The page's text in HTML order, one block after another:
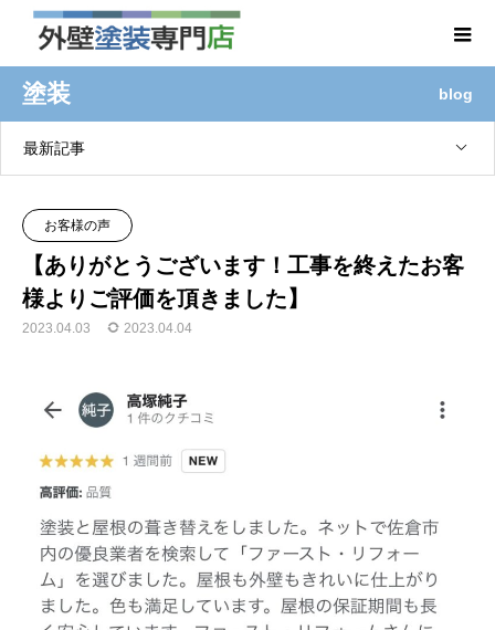
塗装 blog
最新記事
お客様の声
【ありがとうございます！工事を終えたお客
様よりご評価を頂きました】
2023.04.03 2023.04.04